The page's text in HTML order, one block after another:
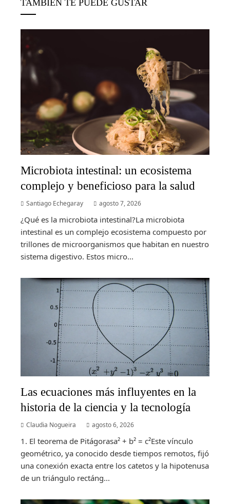
TAMBIÉN TE PUEDE GUSTAR
Microbiota intestinal: un ecosistema
complejo y beneficioso para la salud
Santiago Echegaray agosto 7, 2026
¿Qué es la microbiota intestinal?La microbiota
intestinal es un complejo ecosistema compuesto por
trillones de microorganismos que habitan en nuestro
sistema digestivo. Estos micro...
Las ecuaciones más influyentes en la
historia de la ciencia y la tecnología
Claudia Nogueira agosto 6, 2026
1. El teorema de Pitágorasa² + b² = c²Este vínculo
geométrico, ya conocido desde tiempos remotos, fijó
una conexión exacta entre los catetos y la hipotenusa
de un triángulo rectáng...